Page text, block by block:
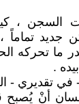
السجن ،
جديد تماماً
ما تحركه
.
- في تقديري -
أنْ يُصبح